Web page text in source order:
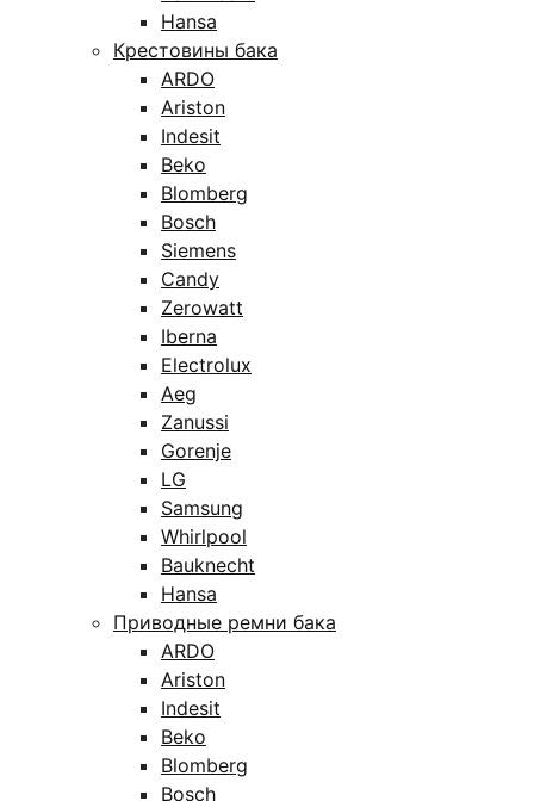
Hansa
Крестовины бака
ARDO
Ariston
Indesit
Beko
Blomberg
Bosch
Siemens
Candy
Zerowatt
Iberna
Electrolux
Aeg
Zanussi
Gorenje
LG
Samsung
Whirlpool
Bauknecht
Hansa
Приводные ремни бака
ARDO
Ariston
Indesit
Beko
Blomberg
Bosch